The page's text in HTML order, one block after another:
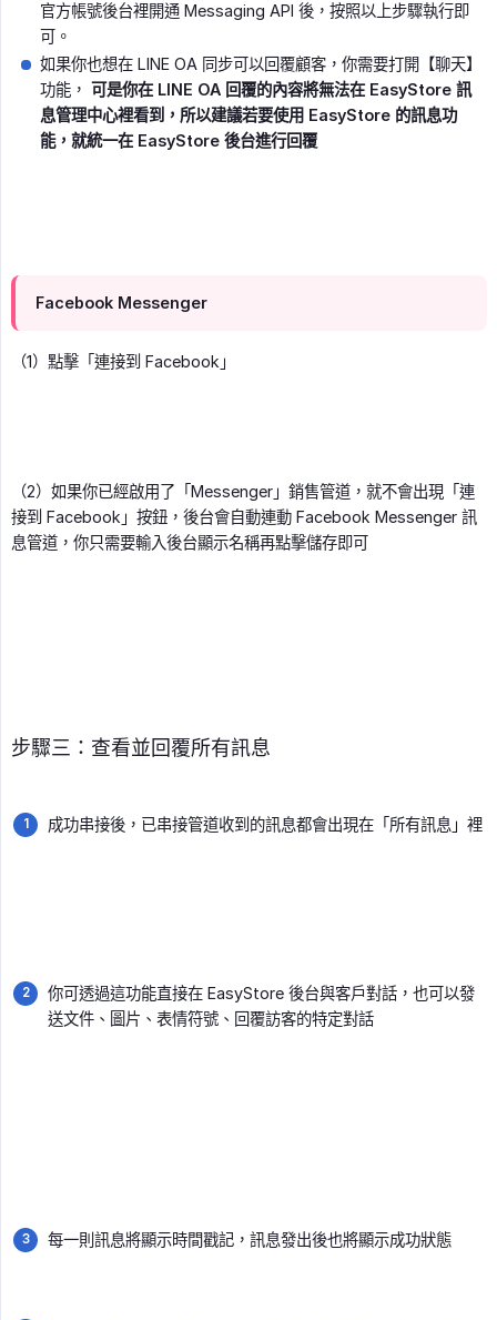
官方帳號後台裡開通 Messaging API 後，按照以上步驟執行即
可。
如果你也想在 LINE OA 同步可以回覆顧客，你需要打開【聊天】
功能， 可是你在 LINE OA 回覆的內容將無法在 EasyStore 訊
息管理中心裡看到，所以建議若要使用 EasyStore 的訊息功
能，就統一在 EasyStore 後台進行回覆
Facebook Messenger
（1）點擊「連接到 Facebook」
（2）如果你已經啟用了「Messenger」銷售管道，就不會出現「連
接到 Facebook」按鈕，後台會自動連動 Facebook Messenger 訊
息管道，你只需要輸入後台顯示名稱再點擊儲存即可
步驟三：查看並回覆所有訊息
成功串接後，已串接管道收到的訊息都會出現在「所有訊息」裡
你可透過這功能直接在 EasyStore 後台與客戶對話，也可以發
送文件、圖片、表情符號、回覆訪客的特定對話
每一則訊息將顯示時間戳記，訊息發出後也將顯示成功狀態